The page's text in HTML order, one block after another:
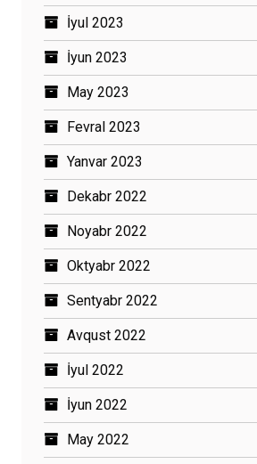
İyul 2023
İyun 2023
May 2023
Fevral 2023
Yanvar 2023
Dekabr 2022
Noyabr 2022
Oktyabr 2022
Sentyabr 2022
Avqust 2022
İyul 2022
İyun 2022
May 2022